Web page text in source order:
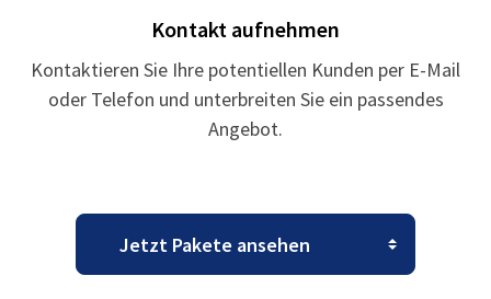
Kontakt aufnehmen
Kontaktieren Sie Ihre potentiellen Kunden per E-Mail
oder Telefon und unterbreiten Sie ein passendes
Angebot.